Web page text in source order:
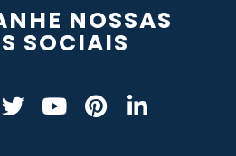
NOSSAS
SOCIAIS